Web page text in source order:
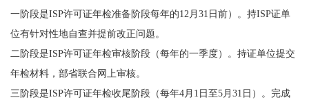
一阶段是ISP许可证年检准备阶段每年的12月31日前）。持ISP证单
位有针对性地自查并提前改正问题。
二阶段是ISP许可证年检审核阶段（每年的一季度）。持证单位提交
年检材料，部省联合网上审核。
三阶段是ISP许可证年检收尾阶段（每年4月1日至5月31日）。完成